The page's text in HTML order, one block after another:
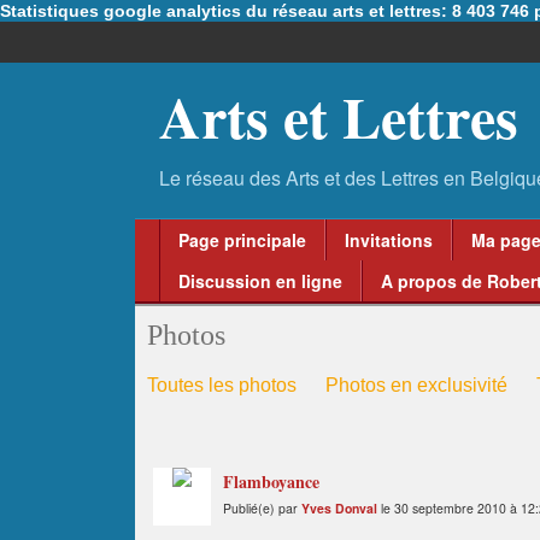
Statistiques google analytics du réseau arts et lettres: 8 403 746
Arts et Lettres
Page principale Invitations
Ma page
Discussion en ligne
A propos de
Photos
Toutes les photos Photos en exclusivité
Flamboyance
Publié(e) par Yves Donval le 30 septembre 2010 à